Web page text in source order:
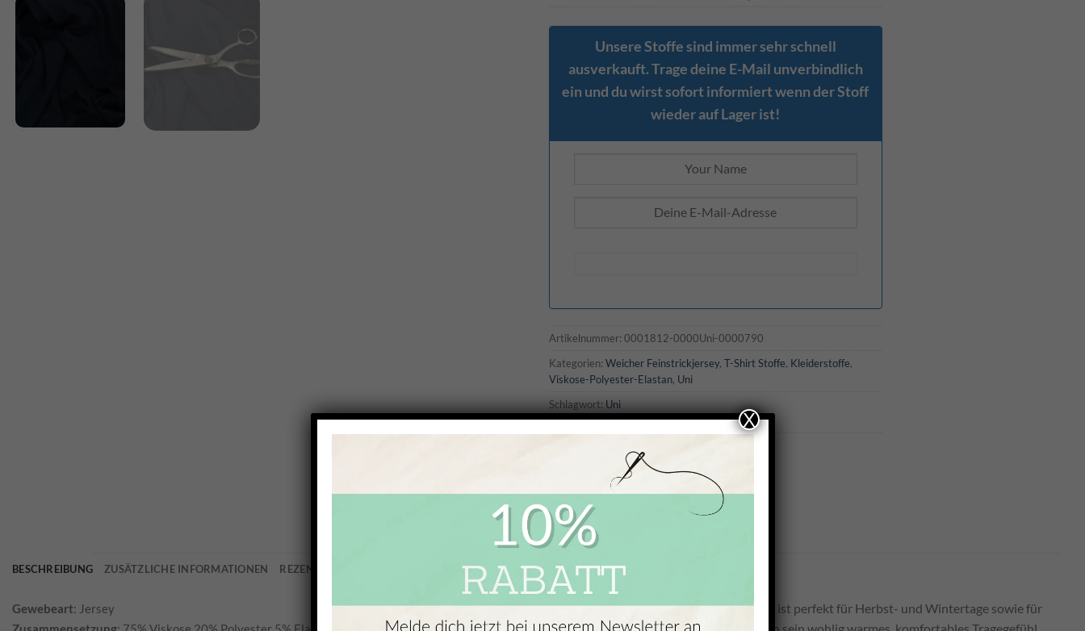
Unsere Stoffe sind immer sehr schnell
ausverkauft. Trage deine E-Mail unverbindlich
ein und du wirst sofort informiert wenn der Stoff
wieder auf Lager ist!
Artikelnummer: 0001812-0000Uni-0000790
Kategorien: Weicher Feinstrickjersey, T-Shirt Stoffe, Kleiderstoffe,
Viskose-Polyester-Elastan, Uni
Schlagwort: Uni
BESCHREIBUNG ZUSÄTZLICHE INFORMATIONEN REZENSIONEN (1)
Gewebeart: Jersey
Dieser traumhaft weiche Feinstrickjersey ist perfekt für Herbst- und Wintertage sowie für
kühle Sommerabende. Er begeistert durch sein wohlig warmes, komfortables Tragegefühl.
X